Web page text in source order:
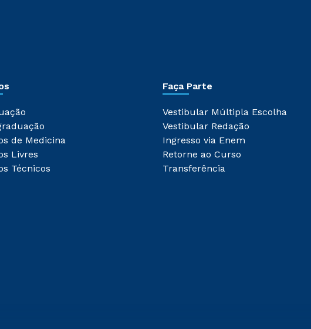
de Medicina
Livres
Técnicos
Faça Parte
Vestibular Múltipla Escolha
Vestibular Redação
Ingresso via Enem
Retorne ao Curso
Transferência